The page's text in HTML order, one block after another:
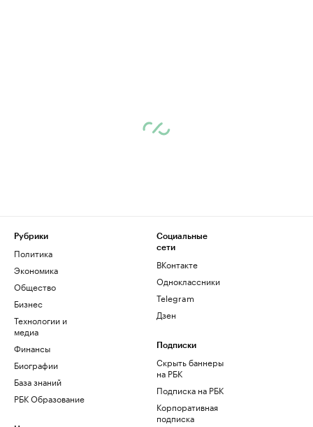
Рубрики
Политика
Экономика
Общество
Бизнес
Технологии и
медиа
Финансы
Биографии
База знаний
РБК Образование
Социальные
сети
ВКонтакте
Одноклассники
Telegram
Дзен
Подписки
Скрыть баннеры
на РБК
Подписка на РБК
Корпоративная
подписка